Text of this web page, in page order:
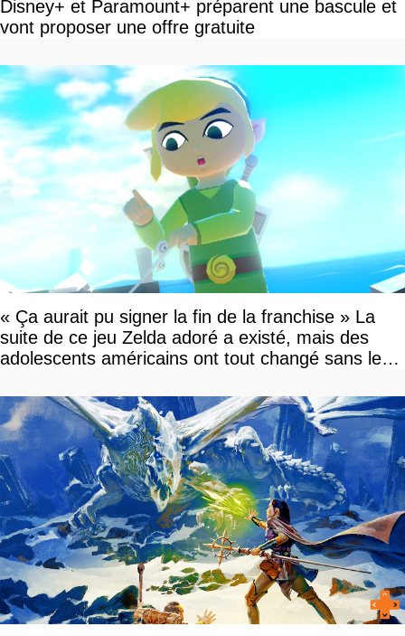
Disney+ et Paramount+ préparent une bascule et
vont proposer une offre gratuite
« Ça aurait pu signer la fin de la franchise » La
suite de ce jeu Zelda adoré a existé, mais des
adolescents américains ont tout changé sans le